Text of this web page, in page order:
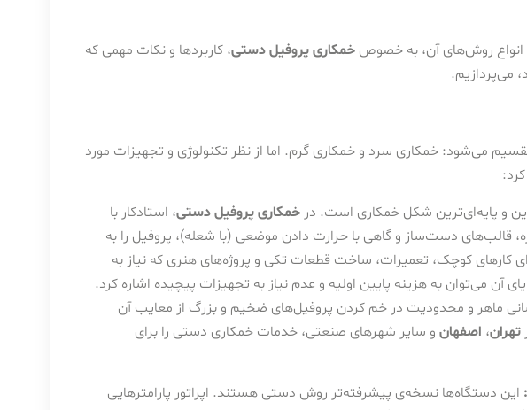
انواع روش‌های آن، به خصوص خمکاری پروفیل دستی، کاربردها و نکات مهمی که
می‌پردازیم.
می‌شود: خمکاری سرد و خمکاری گرم. اما از نظر تکنولوژی و تجهیزات مورد
و پایه‌ای‌ترین شکل خمکاری است. در خمکاری پروفیل دستی، استادکار با
قالب‌های دست‌ساز و گاهی با حرارت دادن موضعی (با شعله)، پروفیل را به
کارهای کوچک، تعمیرات، ساخت قطعات تکی و پروژه‌های هنری که نیاز به
آن می‌توان به هزینه پایین اولیه و عدم نیاز به تجهیزات پیچیده اشاره کرد.
ماهر و محدودیت در خم کردن پروفیل‌های ضخیم و بزرگ از معایب آن
تهران، اصفهان و سایر شهرهای صنعتی، خدمات خمکاری دستی را برای
این دستگاه‌ها نسخه‌ی پیشرفته‌تر روش دستی هستند. اپراتور پارامترهایی